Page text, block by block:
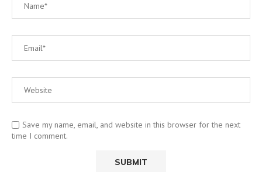
Save my name, email, and website in this browser for the next
time I comment.